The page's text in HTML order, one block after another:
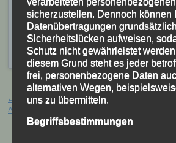
VeröffentlichtinAktuelles,Archiv 2026 |
Eibl,Gerhard Bauer,Klaffer am Hochficht
Lichtenauer,Paul Schmalzbauer,
Theo Schmalzbauer
Beitragsnavigation
←
North Trails – Bärenstein-Trail –
Aigen-Schlägl, 23.05.2026
sicherzustellen. Dennoch können
Datenübertragungen grundsätzlich
Sicherheitslücken aufweisen,
Schutz nicht gewährleistet
diesem Grund steht es jeder
frei, personenbezogene Daten
alternativen Wegen,
uns zu übermitteln.
Begriffsbestimmungen